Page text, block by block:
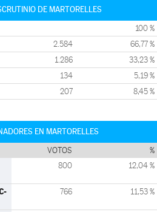
DE MARTORELLES
100 %
2.584 66,77 %
1.286 33,23 %
134 5,19 %
207 8,45 %
EN MARTORELLES
VOTOS %
800 12,04 %
766 11,53 %